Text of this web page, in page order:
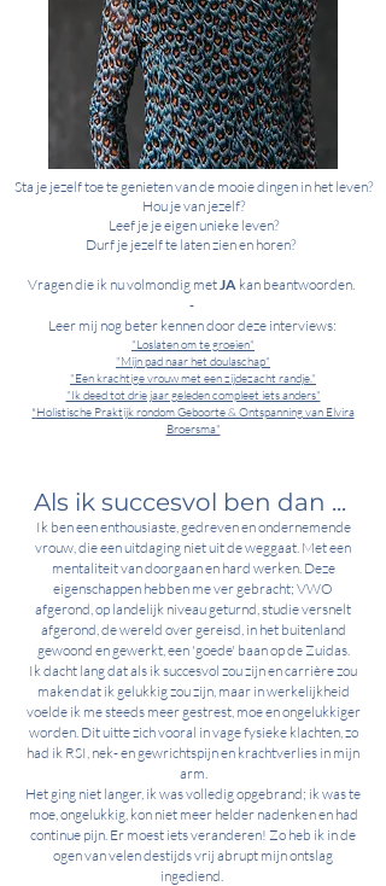
Sta je jezelf toe te genieten van de mooie dingen in het leven?
Hou je van jezelf?
Leef je je eigen unieke leven?
Durf je jezelf te laten zien en horen?
Vragen die ik nu volmondig met JA kan beantwoorden.
-
Leer mij nog beter kennen door deze interviews:
"Loslaten om te groeien"
"Mijn pad naar het doulaschap"
"Een krachtige vrouw met een zijdezacht randje."
"Ik deed tot drie jaar geleden compleet iets anders"
"Holistische Praktijk rondom Geboorte & Ontspanning van Elvira
Broersma"
Als ik succesvol ben dan ...
Ik ben een enthousiaste, gedreven en ondernemende
vrouw, die een uitdaging niet uit de weggaat. Met een
mentaliteit van doorgaan en hard werken. Deze
eigenschappen hebben me ver gebracht; VWO
afgerond, op landelijk niveau geturnd, studie versnelt
afgerond, de wereld over gereisd, in het buitenland
gewoond en gewerkt, een 'goede' baan op de Zuidas.
Ik dacht lang dat als ik succesvol zou zijn en carrière zou
maken dat ik gelukkig zou zijn, maar in werkelijkheid
voelde ik me steeds meer gestrest, moeen ongelukkiger
worden. Dit uitte zich vooral in vage fysieke klachten, zo
had ik RSI, nek- en gewrichtspijn en krachtverlies in mijn
arm.
Het ging niet langer, ik was volledig opgebrand; ik was te
moe, ongelukkig, kon niet meer helder nadenken en had
continue pijn. Er moest iets veranderen! Zo heb ik in de
ogen van velen destijds vrij abrupt mijn ontslag
ingediend.